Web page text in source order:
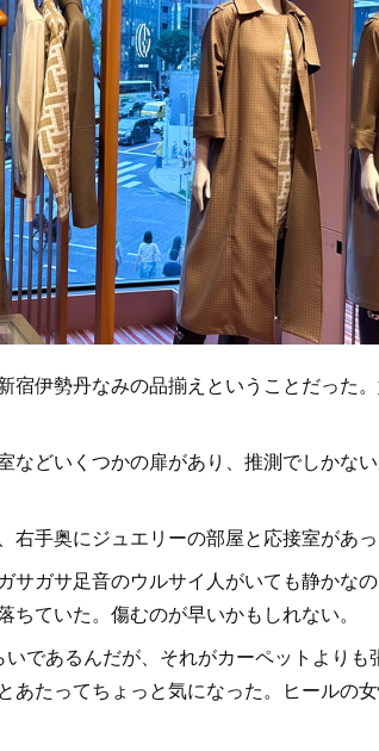
伊勢丹なみの品揃えということだった
どいくつかの扉があり、推測でしかな
手奥にジュエリーの部屋と応接室があっ
ガサ足音のウルサイ人がいても静かな
ていた。傷むのが早いかもしれない。
であるんだが、それがカーペットよりも
たってちょっと気になった。ヒールの